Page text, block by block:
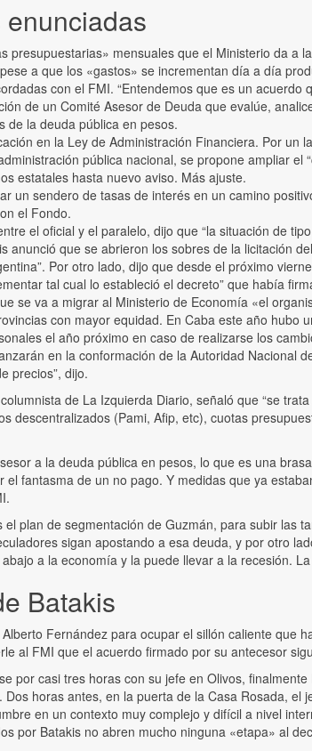
presupuestarias» mensuales que el Ministerio da
a que los «gastos» se incrementan día a día
con el FMI. “Entendemos que es un
de un Comité Asesor de Deuda que evalúe,
de la deuda pública en pesos.
en la Ley de Administración Financiera. Por un
pública nacional, se propone ampliar
estatales hasta nuevo aviso. Más ajuste.
un sendero de tasas de interés en un camino
el Fondo.
el oficial y el paralelo, dijo que “la situación de
anunció que se abrieron los sobres de la licitación
Por otro lado, dijo que desde el próximo
tal cual lo estableció el decreto” que había
se va a migrar al Ministerio de Economía «el
con mayor equidad. En Caba este año
el año próximo en caso de realizarse los
en la conformación de la Autoridad Nacional
precios”, dijo.
de La Izquierda Diario, señaló que “se
descentralizados (Pami, Afip, etc), cuotas
a la deuda pública en pesos, lo que es una
el fantasma de un no pago. Y medidas que ya
plan de segmentación de Guzmán, para subir las
sigan apostando a esa deuda, y por otro
a la economía y la puede llevar a la recesión.
Batakis
Fernández para ocupar el sillón caliente que
al FMI que el acuerdo firmado por su antecesor
por casi tres horas con su jefe en Olivos,
horas antes, en la puerta de la Casa Rosada,
en un contexto muy complejo y difícil a nivel
por Batakis no abren mucho ninguna «etapa» al